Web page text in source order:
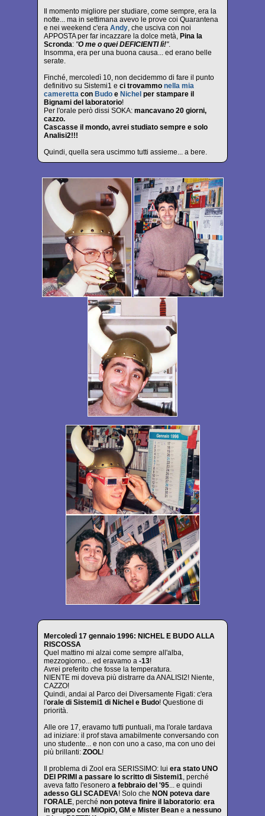
Il momento migliore per studiare, come sempre, era la
notte... ma in settimana avevo le prove coi Quarantena
e nei weekend c'era Andy, che usciva con noi
APPOSTA per far incazzare la dolce metà, Pina la
Scronda: "O me o quei DEFICIENTI lì!".
Insomma, era per una buona causa... ed erano belle
serate.
Finché, mercoledì 10, non decidemmo di fare il punto
definitivo su Sistemi1 e ci trovammo nella mia
cameretta con Budo e Nichel per stampare il
Bignami del laboratorio!
Per l'orale però dissi SOKA: mancavano 20 giorni,
cazzo.
Cascasse il mondo, avrei studiato sempre e solo
Analisi2!!!
Quindi, quella sera uscimmo tutti assieme... a bere.
Mercoledì 17 gennaio 1996: NICHEL E BUDO ALLA
RISCOSSA
Quel mattino mi alzai come sempre all'alba,
mezzogiorno... ed eravamo a -13!
Avrei preferito che fosse la temperatura.
NIENTE mi doveva più distrarre da ANALISI2! Niente,
CAZZO!
Quindi, andai al Parco dei Diversamente Figati: c'era
l'orale di Sistemi1 di Nichel e Budo! Questione di
priorità.
Alle ore 17, eravamo tutti puntuali, ma l'orale tardava
ad iniziare: il prof stava amabilmente conversando con
uno studente... e non con uno a caso, ma con uno dei
più brillanti: ZOOL!
Il problema di Zool era SERISSIMO: lui era stato UNO
DEI PRIMI a passare lo scritto di Sistemi1, perché
aveva fatto l'esonero a febbraio del '95... e quindi
adesso GLI SCADEVA! Solo che NON poteva dare
l'ORALE, perché non poteva finire il laboratorio: era
in gruppo con MiOpiO, GM e Mister Bean e a nessuno